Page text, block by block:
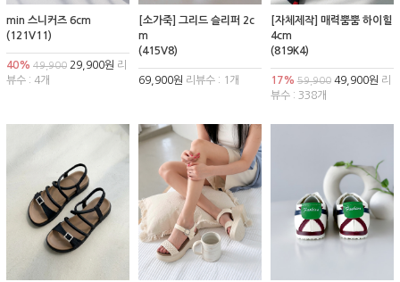
min 스니커즈 6cm
(121V11)
40% 49,900 29,900원 리
뷰수 : 4개
[소가죽] 그리드 슬리퍼 2c
m
(415V8)
69,900원 리뷰수 : 1개
[자체제작] 매력뿜뿜 하이힐
4cm
(819K4)
17% 59,90049,900원 리
뷰수 : 338개